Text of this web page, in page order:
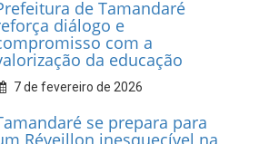
entrega de placas à
dos Taxistas Rota
Service
10 de fevereiro de 2026
do Frevo: patrimônio
em movimento